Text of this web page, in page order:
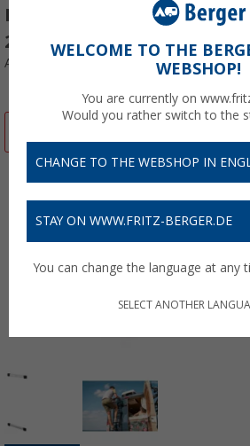
Leiter Deluxe DJ passend
2017 Aluminium
Art.-Nr.: 422776
WELCOME TO THE
WEBSHOP!
You are currently on
Would you rather switch to the
CHANGE TO THE WEBSHOP IN
STAY ON WWW.FRITZ-BERGER.DE
You can change the language at any
SELECT ANOTHER